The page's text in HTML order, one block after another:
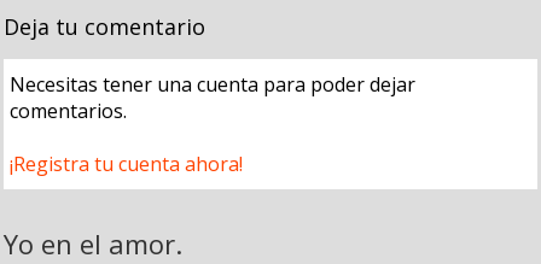
Deja tu comentario
Necesitas tener una cuenta para poder dejar
comentarios.
¡Registra tu cuenta ahora!
Yo en el amor.